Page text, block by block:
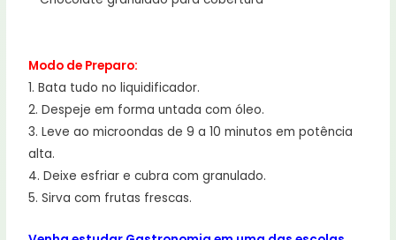
Modo de Preparo:
1. Bata tudo no liquidificador.
2. Despeje em forma untada com óleo.
3. Leve ao microondas de 9 a 10 minutos em potência
alta.
4. Deixe esfriar e cubra com granulado.
5. Sirva com frutas frescas.